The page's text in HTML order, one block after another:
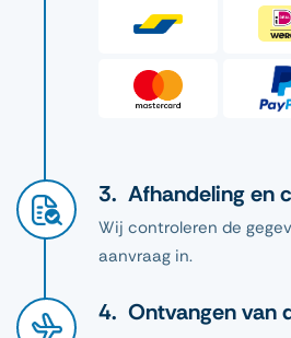
Afhandeling en
Wij controleren de
aanvraag in.
Ontvangen van